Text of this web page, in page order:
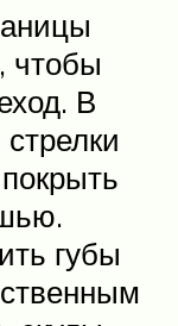
чтобы
В
губы